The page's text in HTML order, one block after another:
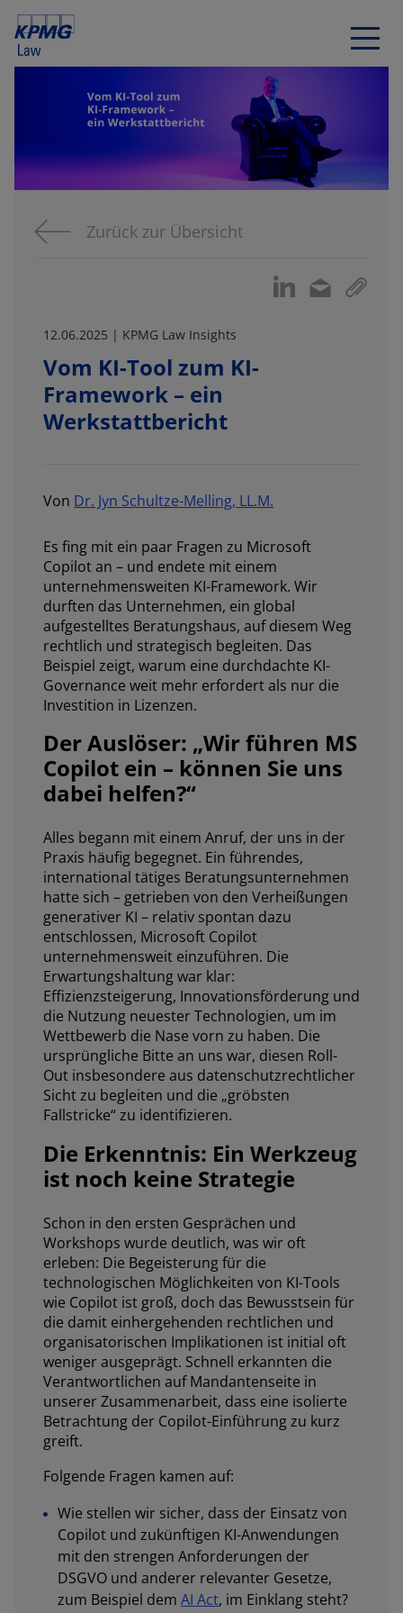
Zurück zur Übersicht
12.06.2025 | KPMG Law Insights
Vom KI-Tool zum KI-
Framework – ein
Werkstattbericht
Von Dr. Jyn Schultze-Melling, LL.M.
Es fing mit ein paar Fragen zu Microsoft
Copilot an – und endete mit einem
unternehmensweiten KI-Framework. Wir
durften das Unternehmen, ein global
aufgestelltes Beratungshaus, auf diesem Weg
rechtlich und strategisch begleiten. Das
Beispiel zeigt, warum eine durchdachte KI-
Governance weit mehr erfordert als nur die
Investition in Lizenzen.
Der Auslöser: „Wir führen MS
Copilot ein – können Sie uns
dabei helfen?“
Alles begann mit einem Anruf, der uns in der
Praxis häufig begegnet. Ein führendes,
international tätiges Beratungsunternehmen
hatte sich – getrieben von den Verheißungen
generativer KI – relativ spontan dazu
entschlossen, Microsoft Copilot
unternehmensweit einzuführen. Die
Erwartungshaltung war klar:
Effizienzsteigerung, Innovationsförderung und
die Nutzung neuester Technologien, um im
Wettbewerb die Nase vorn zu haben. Die
ursprüngliche Bitte an uns war, diesen Roll-
Out insbesondere aus datenschutzrechtlicher
Sicht zu begleiten und die „gröbsten
Fallstricke“ zu identifizieren.
Die Erkenntnis: Ein Werkzeug
ist noch keine Strategie
Schon in den ersten Gesprächen und
Workshops wurde deutlich, was wir oft
erleben: Die Begeisterung für die
technologischen Möglichkeiten von KI-Tools
wie Copilot ist groß, doch das Bewusstsein für
die damit einhergehenden rechtlichen und
organisatorischen Implikationen ist initial oft
weniger ausgeprägt. Schnell erkannten die
Verantwortlichen auf Mandantenseite in
unserer Zusammenarbeit, dass eine isolierte
Betrachtung der Copilot-Einführung zu kurz
greift.
Folgende Fragen kamen auf:
Wie stellen wir sicher, dass der Einsatz von
Copilot und zukünftigen KI-Anwendungen
mit den strengen Anforderungen der
DSGVO und anderer relevanter Gesetze,
zum Beispiel dem AI Act, im Einklang steht?